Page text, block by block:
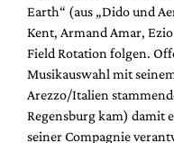
Earth“ (aus „Dido und
Kent, Armand Amar,
Field Rotation folgen.
Musikauswahl mit
Arezzo/Italien
Regensburg kam) damit
seiner Compagnie